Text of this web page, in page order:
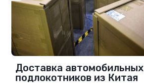
Доставка автомобильных
подлокотников из Китая